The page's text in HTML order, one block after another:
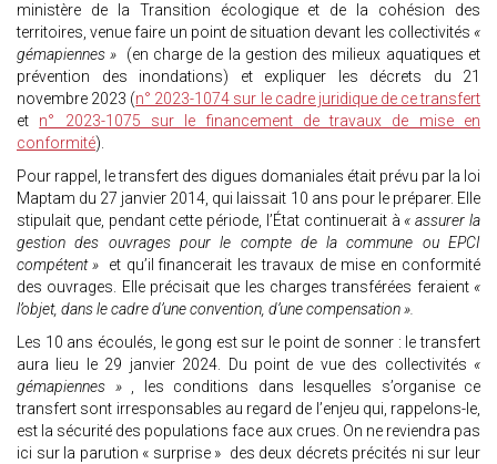
ministère de la Transition écologique et de la cohésion des
territoires, venue faire un point de situation devant les collectivités «
gémapiennes »
(en charge de la gestion des milieux aquatiques et
prévention des inondations) et expliquer les décrets du 21
novembre 2023 (n° 2023-1074 sur le cadre juridique de ce transfert
et n° 2023-1075 sur le financement de travaux de mise en
conformité).
Pour rappel, le transfert des digues domaniales était prévu par la loi
Maptam du 27 janvier 2014, qui laissait 10 ans pour le préparer. Elle
stipulait que, pendant cette période, l’État continuerait à « assurer la
gestion des ouvrages pour le compte de la commune ou EPCI
compétent » et qu’il financerait les travaux de mise en conformité
des ouvrages. Elle précisait que les charges transférées feraient «
l’objet, dans le cadre d’une convention, d’une compensation ».
Les 10 ans écoulés, le gong est sur le point de sonner : le transfert
aura lieu le 29 janvier 2024. Du point de vue des collectivités «
gémapiennes » , les conditions dans lesquelles s’organise ce
transfert sont irresponsables au regard de l’enjeu qui, rappelons-le,
est la sécurité des populations face aux crues. On ne reviendra pas
ici sur la parution « surprise » des deux décrets précités ni sur leur